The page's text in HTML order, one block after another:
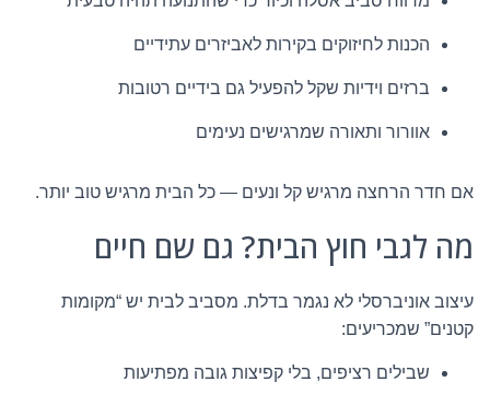
הכנות לחיזוקים בקירות לאביזרים עתידיים
ברזים וידיות שקל להפעיל גם בידיים רטובות
אוורור ותאורה שמרגישים נעימים
אם חדר הרחצה מרגיש קל ונעים — כל הבית מרגיש טוב יותר.
מה לגבי חוץ הבית? גם שם חיים
עיצוב אוניברסלי לא נגמר בדלת. מסביב לבית יש “מקומות
קטנים” שמכריעים:
שבילים רציפים, בלי קפיצות גובה מפתיעות